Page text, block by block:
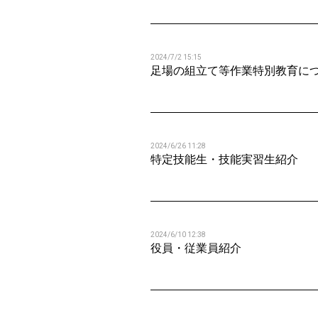
2024/7/2 15:15
足場の組立て等作業特別教育に
2024/6/26 11:28
特定技能生・技能実習生紹介
2024/6/10 12:38
役員・従業員紹介